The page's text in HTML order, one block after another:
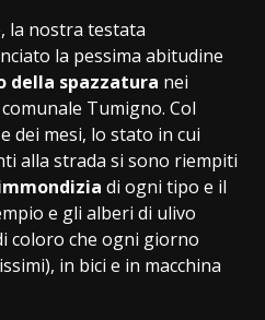
la nostra testata
la pessima abitudine
della spazzatura nei
Tumigno. Col
dei mesi, lo stato in cui
alla strada si sono riempiti
di ogni tipo e il
e gli alberi di ulivo
coloro che ogni giorno
in bici e in macchina